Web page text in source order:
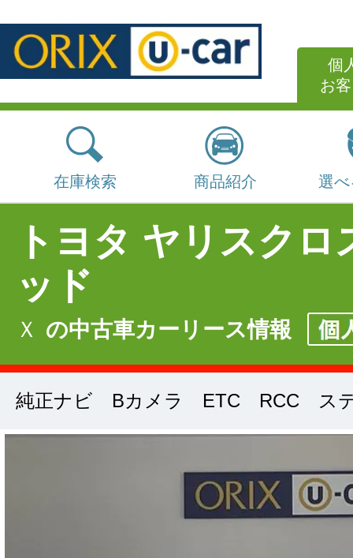
個
お
在庫検索 商品紹介 選
トヨタ ヤリスク
ッド
Ｘ の中古車カーリース情報
純正ナビ Bカメラ ETC RCC ス